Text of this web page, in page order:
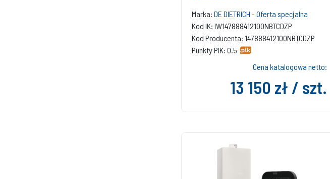
bazowy w szacht
Marka: DE DIETRICH - Oferta specjalna
Kod IK: IW147888412100NBTCDZP
Kod Producenta: 147888412100NBTCDZP
Punkty PIK: 0.5
Cena katalogowa netto:
13 150 zł / szt.